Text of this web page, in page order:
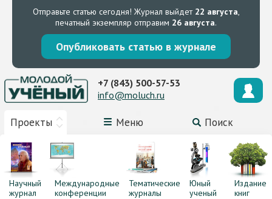
Отправьте статью сегодня! Журнал выйдет 22 августа,
печатный экземпляр отправим 26 августа.
Опубликовать статью в журнале
Проекты Меню Поиск
+7 (843) 500-57-53
info@moluch.ru
Научный
журнал
Международные
конференции
Тематические
журналы
Юный
ученый
Издание
книг